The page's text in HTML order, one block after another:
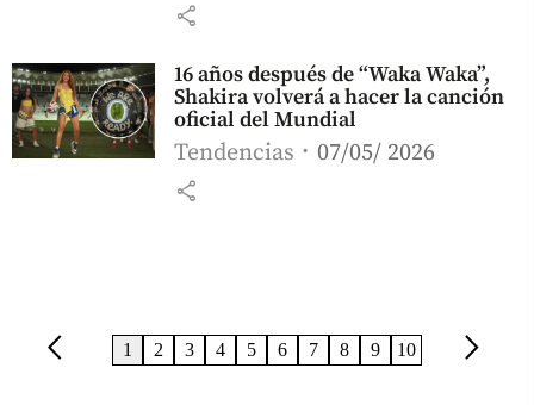
share
16 años después de “Waka Waka”,
Shakira volverá a hacer la canción
oficial del Mundial
Tendencias 07/05/ 2026
share
arrow_back_ios 1 2 3 4 5 6 7 8 9 10 arrow_forward_ios